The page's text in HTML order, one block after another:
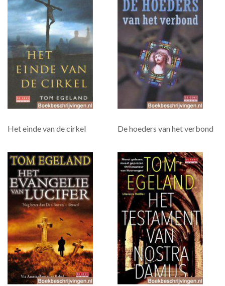
Het einde van de cirkel De hoeders van het verbond